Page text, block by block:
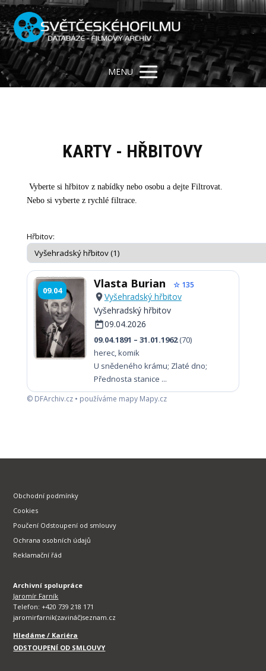
MENU
KARTY - HŘBITOVY
Vyberte si hřbitov z nabídky nebo osobu a dejte Filtrovat.
Nebo si vyberte z rychlé filtrace.
Hřbitov:
09.04 Vlasta Burian ☆ 135
Vyšehradský hřbitov
Vyšehradský hřbitov
09.04.2026
09.04.1891 – 31.01.1962(70)
herec, komik
U snědeného krámu; Zlaté dno;
Přednosta stanice ...
© DFArchiv.cz • používáme mapy Mapy.cz
Obchodní podmínky
Cookies
Poučení Odstoupení od smlouvy
Ochrana osobních údajů
Reklamační řád
Archivní spolupráce
Jaromír Farník
Telefon: +420 739 218 171
jaromirfarnik(zavináč)seznam.cz
Hledáme / Kariéra
ODSTOUPENÍ OD SMLOUVY